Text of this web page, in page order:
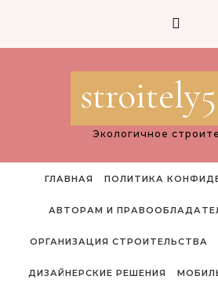
Экологичное
ГЛАВНАЯ ПОЛИТИКА
АВТОРАМ И
ОРГАНИЗАЦИЯ СТРОИТЕЛЬСТВА
ДИЗАЙНЕРСКИЕ РЕШЕНИЯ